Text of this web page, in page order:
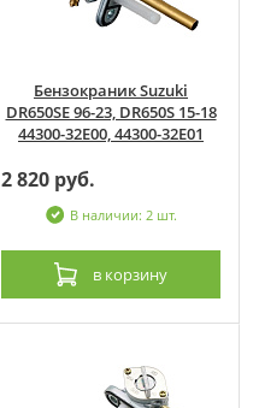
Бензокраник Suzuki
DR650SE 96-23, DR650S 15-18
44300-32E00, 44300-32E01
2 820 руб.
В наличии: 2 шт.
в корзину